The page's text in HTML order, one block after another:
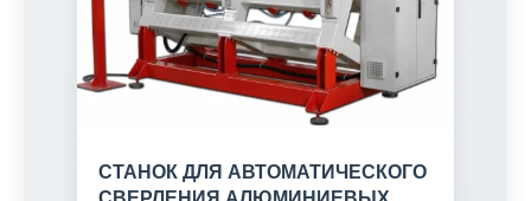
СТАНОК ДЛЯ АВТОМАТИЧЕСКОГО